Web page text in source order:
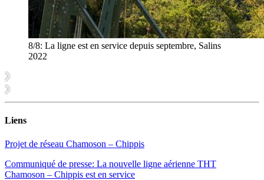
8/8: La ligne est en service depuis septembre, Salins
2022
Liens
Projet de réseau Chamoson – Chippis
Communiqué de presse: La nouvelle ligne aérienne THT
Chamoson – Chippis est en service